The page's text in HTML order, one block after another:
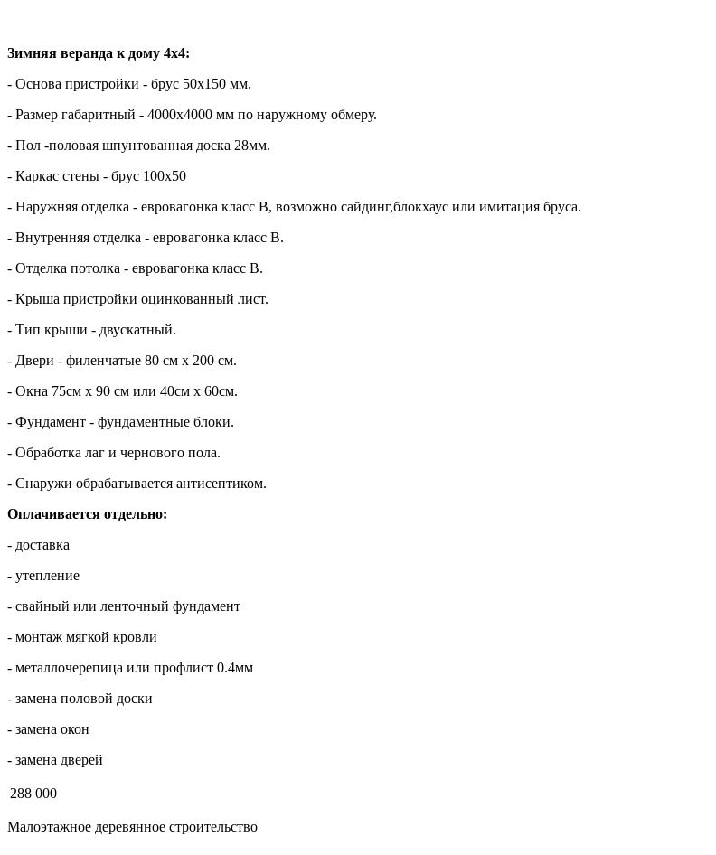
Зимняя веранда к дому 4х4:
- Основа пристройки - брус 50х150 мм.
- Размер габаритный - 4000х4000 мм по наружному обмеру.
- Пол -половая шпунтованная доска 28мм.
- Каркас стены - брус 100х50
- Наружняя отделка - евровагонка класс В, возможно сайдинг,блокхаус или имитация бруса.
- Внутренняя отделка - евровагонка класс В.
- Отделка потолка - евровагонка класс В.
- Крыша пристройки оцинкованный лист.
- Тип крыши - двускатный.
- Двери - филенчатые 80 см х 200 см.
- Окна 75см х 90 см или 40см х 60см.
- Фундамент - фундаментные блоки.
- Обработка лаг и чернового пола.
- Снаружи обрабатывается антисептиком.
Оплачивается отдельно:
- доставка
- утепление
- свайный или ленточный фундамент
- монтаж мягкой кровли
- металлочерепица или профлист 0.4мм
- замена половой доски
- замена окон
- замена дверей
288 000
Малоэтажное деревянное строительство